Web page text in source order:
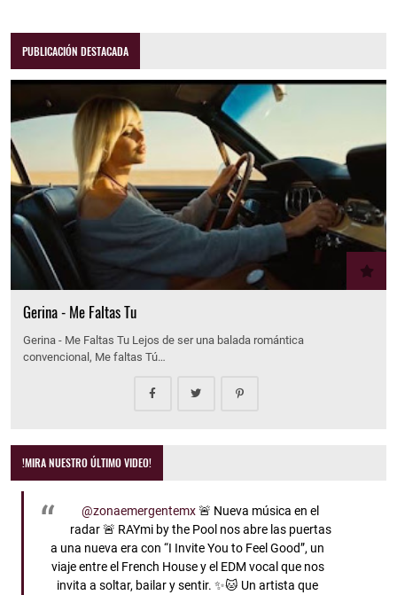
PUBLICACIÓN DESTACADA
Gerina - Me Faltas Tu
Gerina - Me Faltas Tu Lejos de ser una balada romántica
convencional, Me faltas Tú…
!MIRA NUESTRO ÚLTIMO VIDEO!
@zonaemergentemx🚨 Nueva música en el
radar 🚨 RAYmi by the Pool nos abre las puertas
a una nueva era con “I Invite You to Feel Good”, un
viaje entre el French House y el EDM vocal que nos
invita a soltar, bailar y sentir. ✨🐱 Un artista que